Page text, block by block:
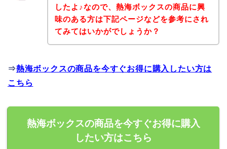
したよ♪なので、熱海ボックスの商品に興
味のある方は下記ページなどを参考にされ
てみてはいかがでしょうか？
⇒熱海ボックスの商品を今すぐお得に購入したい方は
こちら
熱海ボックスの商品を今すぐお得に購入
したい方はこちら